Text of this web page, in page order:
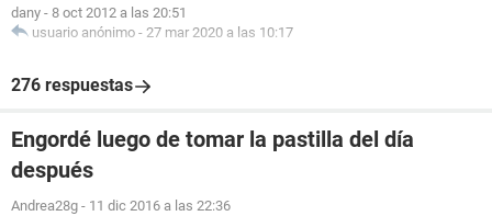
dany - 8 oct 2012 a las 20:51
usuario anónimo - 27 mar 2020 a las 10:17
276 respuestas
Engordé luego de tomar la pastilla del día
después
Andrea28g - 11 dic 2016 a las 22:36